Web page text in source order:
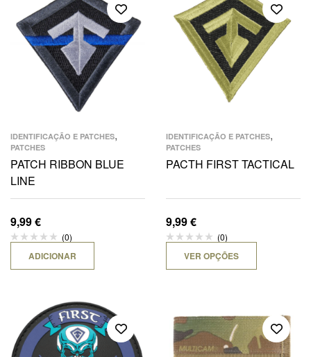
IDENTIFICAÇÃO E PATCHES,
PATCHES
PATCH RIBBON BLUE
LINE
9,99€
(0)
ADICIONAR
IDENTIFICAÇÃO E PATCHES,
PATCHES
PACTH FIRST TACTICAL
9,99€
(0)
VER OPÇÕES